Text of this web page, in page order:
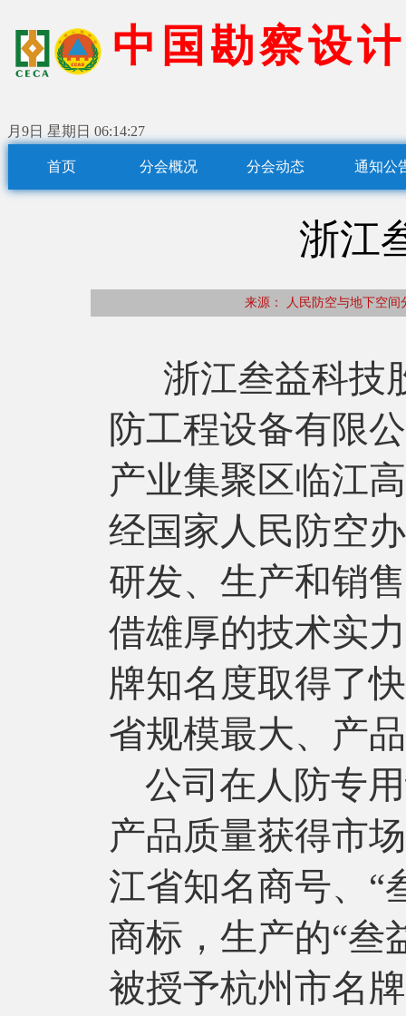
中 国 勘察设计
月9日 星期日 06:14:28
首页 分会概况 分会动态 通知公
浙江
来源： 人民防空与
浙江叁益科技
防工程设备有限
产业集聚区临江
经国家人民防空
研发、生产和销
借雄厚的技术实
牌知名度取得了
省规模最大、产
公司在人防专
产品质量获得市
江省知名商号、“
商标，生产的“叁
被授予杭州市名